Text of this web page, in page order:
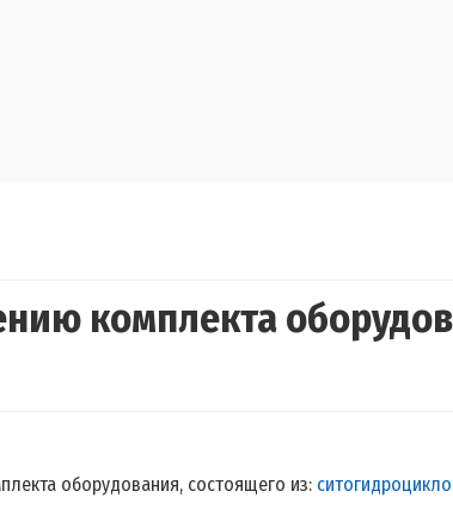
комплекта
оборудования, состоящего из: